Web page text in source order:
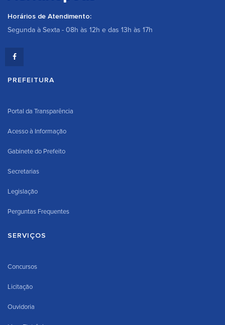
Horários de Atendimento:
Segunda à Sexta - 08h às 12h e das 13h às 17h
PREFEITURA
Portal da Transparência
Acesso à Informação
Gabinete do Prefeito
Secretarias
Legislação
Perguntas Frequentes
SERVIÇOS
Concursos
Licitação
Ouvidoria